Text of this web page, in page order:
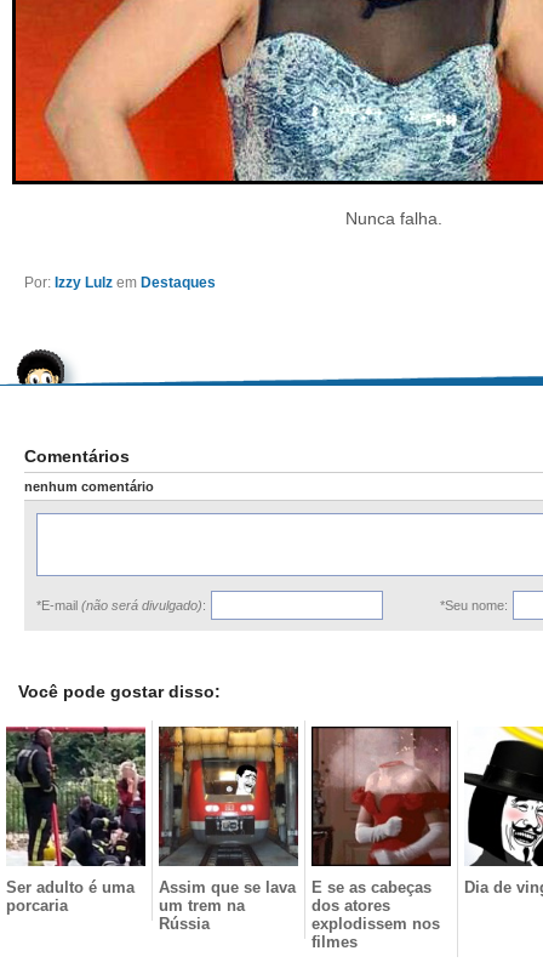
Nunca falha.
Por: Izzy Lulz em Destaques
Comentários
nenhum comentário
*E-mail (não será divulgado): *Seu nome:
Você pode gostar disso:
Ser adulto é uma
porcaria
Assim que se lava
um trem na
Rússia
E se as cabeças
dos atores
explodissem nos
filmes
Dia de